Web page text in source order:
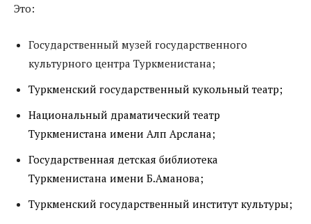
Это:
Государственный музей государственного
культурного центра Туркменистана;
Туркменский государственный кукольный театр;
Национальный драматический театр
Туркменистана имени Алп Арслана;
Государственная детская библиотека
Туркменистана имени Б.Аманова;
Туркменский государственный институт культуры;